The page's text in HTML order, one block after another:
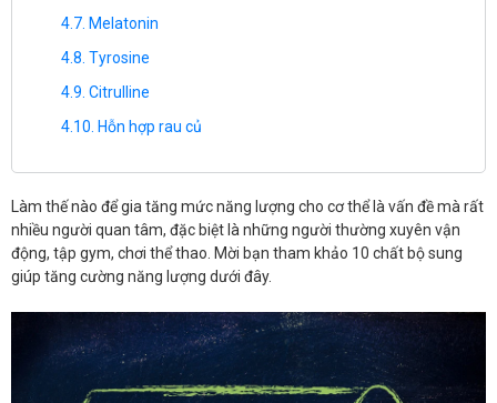
Melatonin
Tyrosine
Citrulline
Hỗn hợp rau củ
Làm thế nào để gia tăng mức năng lượng cho cơ thể là vấn đề mà rất
nhiều người quan tâm, đặc biệt là những người thường xuyên vận
động, tập gym, chơi thể thao. Mời bạn tham khảo 10 chất bộ sung
giúp tăng cường năng lượng dưới đây.